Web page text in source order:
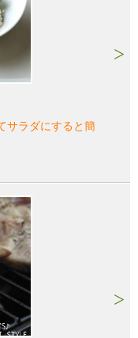
サラダにすると簡